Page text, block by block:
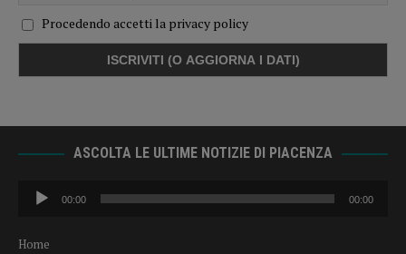
Procedendo accetti la privacy policy
ASCOLTA LE ULTIME NOTIZIE DI PIACENZA
Audio
Player
00:00 00:00
Home